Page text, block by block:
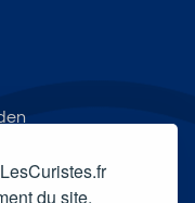
du site,